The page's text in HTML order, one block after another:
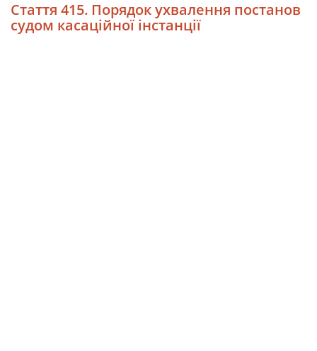
Стаття 415. Порядок ухвалення постанов
судом касаційної інстанції